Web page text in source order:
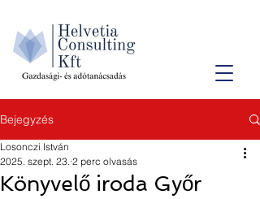
Bejegyzés
Könyvelő iroda Győr
Losonczi István
2025. szept. 23. 2 perc olvasás